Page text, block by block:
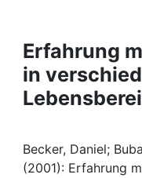
Projects
People
Awards
Erfahrung
in
Becker, Daniel;
(2001): Erfahrung